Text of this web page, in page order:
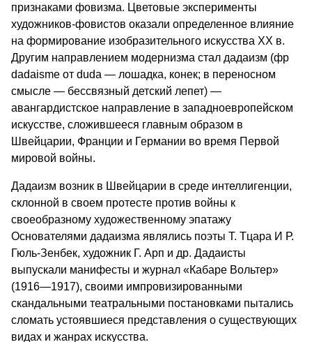
признаками фовизма. Цветовые эксперименты
художников-фовистов оказали определенное влияние
на формирование изобразительного искусства XX в.
Другим направлением модернизма стал дадаизм (фр
dadaisme от duda — лошадка, конек; в переносном
смысле — бессвязный детский лепет) —
авангардистское направление в западноевропейском
искусстве, сложившееся главным образом в
Швейцарии, Франции и Германии во время Первой
мировой войны.
Дадаизм возник в Швейцарии в среде интеллигенции,
склонной в своем протесте против войны к
своеобразному художественному эпатажу
Основателями дадаизма являлись поэты Т. Тцара И Р.
Гюль-Зенбек, художник Г. Арп и др. Дадаисты
выпускали манифесты и журнал «Кабаре Вольтер»
(1916—1917), своими импровизированными
скандальными театральными постановками пытались
сломать устоявшиеся представления о существующих
видах и жанрах искусства.